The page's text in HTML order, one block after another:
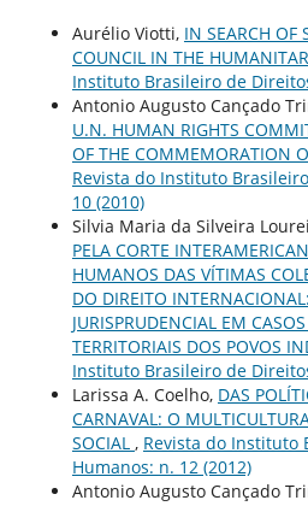
Aurélio Viotti, IN SEARCH OF
COUNCIL IN THE
Instituto Brasileiro de
Antonio Augusto Cançado
U.N. HUMAN RIGHTS
OF THE COMMEMORATION
Revista do Instituto
10 (2010)
Silvia Maria da Silveira
PELA CORTE
HUMANOS DAS VÍTIMAS
DO DIREITO
JURISPRUDENCIAL EM
TERRITORIAIS DOS POVOS
Instituto Brasileiro de
Larissa A. Coelho, DAS
CARNAVAL: O
SOCIAL , Revista do Instituto
Humanos: n. 12 (2012)
Antonio Augusto Cançado